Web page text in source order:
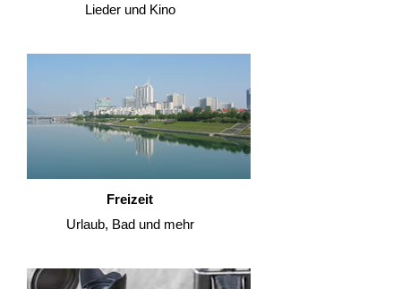
Lieder und Kino
Freizeit
Urlaub, Bad und mehr